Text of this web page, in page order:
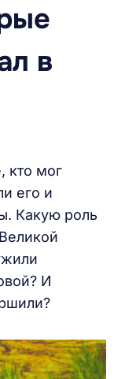
в
кто мог
его и
Какую роль
И